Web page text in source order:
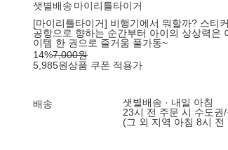
샛별배송 마이리틀타이거
[마이리틀타이거] 비행기에서 뭐할까? 스티
공항으로 향하는 순간부터 아이의 상상력은
이템 한 권으로 즐거움 풀가동~
14%7,000원
5,985원상품 쿠폰 적용가
배송
샛별배송 · 내일 아침
23시 전 주문 시 수도
(그 외 지역 아침 8시 전